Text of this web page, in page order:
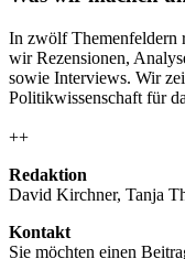
In zwölf Themenfeldern
wir Rezensionen,
sowie Interviews. Wir
Politikwissenschaft für
++
Redaktion
David Kirchner, Tanja
Kontakt
Sie möchten einen